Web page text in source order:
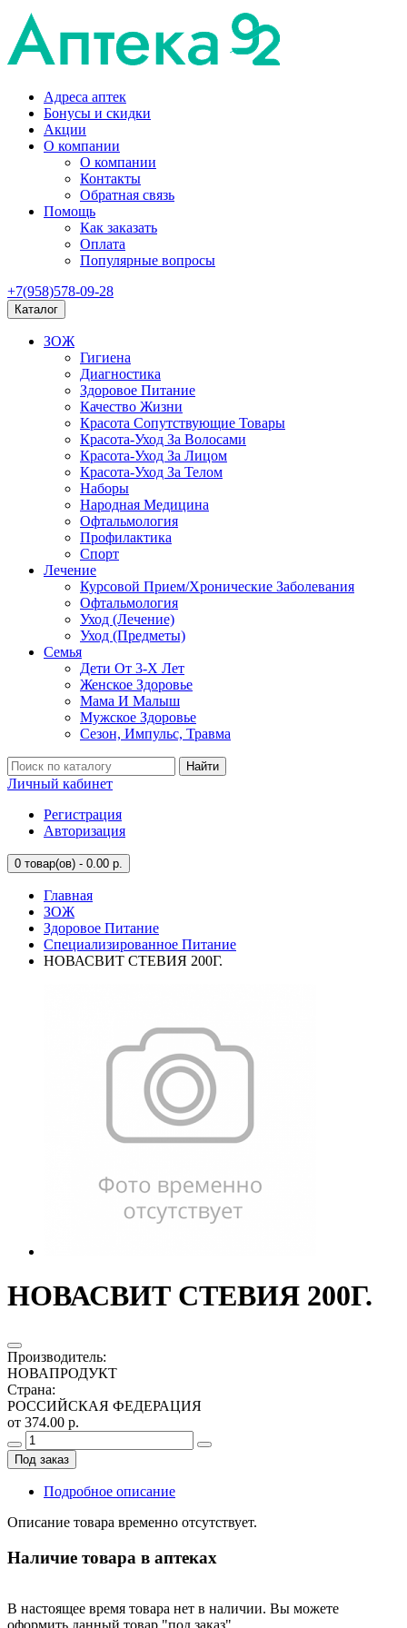
Адреса аптек
Бонусы и скидки
Акции
О компании
О компании
Контакты
Обратная связь
Помощь
Как заказать
Оплата
Популярные вопросы
+7(958)578-09-28
Каталог
ЗОЖ
Гигиена
Диагностика
Здоровое Питание
Качество Жизни
Красота Сопутствующие Товары
Красота-Уход За Волосами
Красота-Уход За Лицом
Красота-Уход За Телом
Наборы
Народная Медицина
Офтальмология
Профилактика
Спорт
Лечение
Курсовой Прием/Хронические Заболевания
Офтальмология
Уход (Лечение)
Уход (Предметы)
Семья
Дети От 3-Х Лет
Женское Здоровье
Мама И Малыш
Мужское Здоровье
Сезон, Импульс, Травма
Найти
Личный кабинет
Регистрация
Авторизация
0 товар(ов) - 0.00 р.
Главная
ЗОЖ
Здоровое Питание
Специализированное Питание
НОВАСВИТ СТЕВИЯ 200Г.
НОВАСВИТ СТЕВИЯ 200Г.
Производитель:
НОВАПРОДУКТ
Страна:
РОССИЙСКАЯ ФЕДЕРАЦИЯ
от 374.00 р.
Под заказ
Подробное описание
Описание товара временно отсутствует.
Наличие товара в аптеках
В настоящее время товара нет в наличии. Вы можете